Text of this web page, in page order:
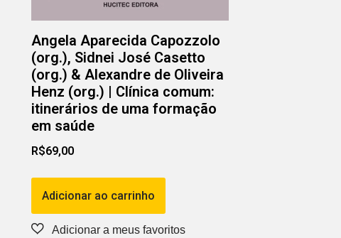
Angela Aparecida Capozzolo
(org.), Sidnei José Casetto
(org.) & Alexandre de Oliveira
Henz (org.) | Clínica comum:
itinerários de uma formação
em saúde
R$69,00
Adicionar ao carrinho